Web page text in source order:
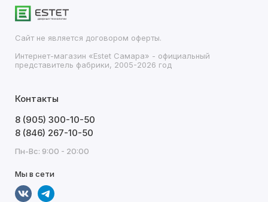
Сайт не является договором оферты.
Интернет-магазин «Estet Самара» - официальный
представитель фабрики, 2005-2026 год
Контакты
8 (905) 300-10-50
8 (846) 267-10-50
Пн-Вс: 9:00 - 20:00
Мы в сети